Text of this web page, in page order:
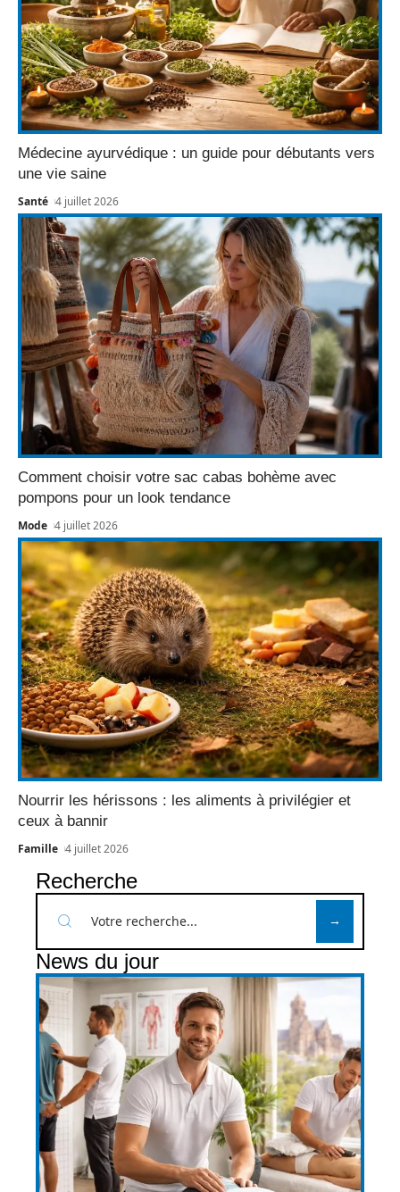
Médecine ayurvédique : un guide pour débutants vers
une vie saine
Santé 4 juillet 2026
Comment choisir votre sac cabas bohème avec
pompons pour un look tendance
Mode 4 juillet 2026
Nourrir les hérissons : les aliments à privilégier et
ceux à bannir
Famille 4 juillet 2026
Recherche
News du jour